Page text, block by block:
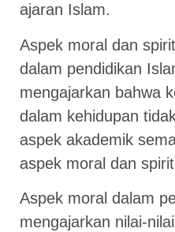
ajaran Islam.
Aspek moral dan
dalam pendidikan
mengajarkan bahwa
dalam kehidupan
aspek akademik
aspek moral dan
Aspek moral dalam
mengajarkan nilai-